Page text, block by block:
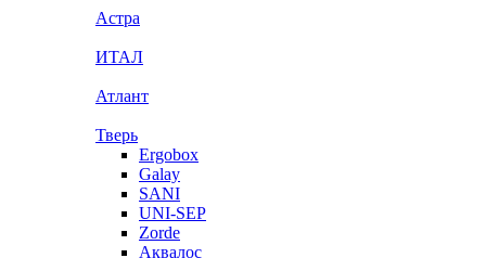
Астра
ИТАЛ
Атлант
Тверь
Ergobox
Galay
SANI
UNI-SEP
Zorde
Аквалос